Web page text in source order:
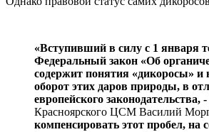
«Вступивший в силу с 1 января
Федеральный закон «Об
содержит понятия «дикоросы» и
оборот этих даров природы, в
европейского законодательства, -
Красноярского ЦСМ Василий
компенсировать этот пробел, на